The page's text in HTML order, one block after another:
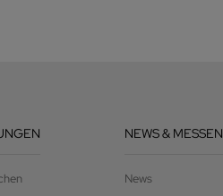
NEWS & MESSEN
News